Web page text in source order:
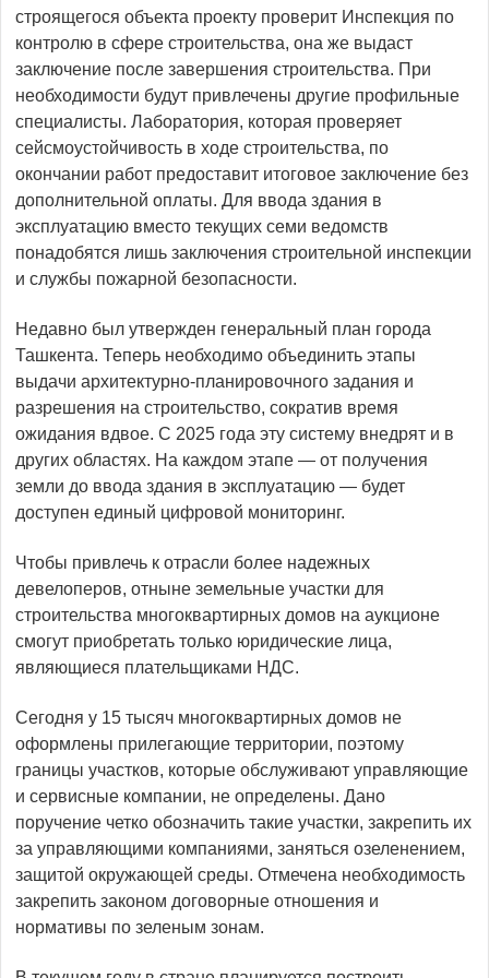
строящегося объекта проекту проверит Инспекция по
контролю в сфере строительства, она же выдаст
заключение после завершения строительства. При
необходимости будут привлечены другие профильные
специалисты. Лаборатория, которая проверяет
сейсмоустойчивость в ходе строительства, по
окончании работ предоставит итоговое заключение без
дополнительной оплаты. Для ввода здания в
эксплуатацию вместо текущих семи ведомств
понадобятся лишь заключения строительной инспекции
и службы пожарной безопасности.
Недавно был утвержден генеральный план города
Ташкента. Теперь необходимо объединить этапы
выдачи архитектурно-планировочного задания и
разрешения на строительство, сократив время
ожидания вдвое. С 2025 года эту систему внедрят и в
других областях. На каждом этапе — от получения
земли до ввода здания в эксплуатацию — будет
доступен единый цифровой мониторинг.
Чтобы привлечь к отрасли более надежных
девелоперов, отныне земельные участки для
строительства многоквартирных домов на аукционе
смогут приобретать только юридические лица,
являющиеся плательщиками НДС.
Сегодня у 15 тысяч многоквартирных домов не
оформлены прилегающие территории, поэтому
границы участков, которые обслуживают управляющие
и сервисные компании, не определены. Дано
поручение четко обозначить такие участки, закрепить их
за управляющими компаниями, заняться озеленением,
защитой окружающей среды. Отмечена необходимость
закрепить законом договорные отношения и
нормативы по зеленым зонам.